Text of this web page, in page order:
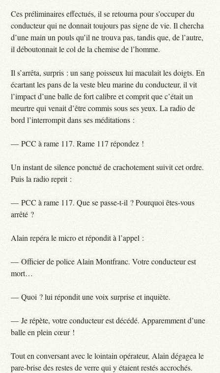
Ces préliminaires effectués, il se retourna pour s’occuper du
conducteur qui ne donnait toujours pas signe de vie. Il chercha
d’une main un pouls qu’il ne trouva pas, tandis que, de l’autre,
il déboutonnait le col de la chemise de l’homme.
Il s’arrêta, surpris : un sang poisseux lui maculait les doigts. En
écartant les pans de la veste bleu marine du conducteur, il vit
l’impact d’une balle de fort calibre et comprit que c’était un
meurtre qui venait d’être commis sous ses yeux. La radio de
bord l’interrompit dans ses méditations :
— PCC à rame 117. Rame 117 répondez !
Un instant de silence ponctué de crachotement suivit cet ordre.
Puis la radio reprit :
— PCC à rame 117. Que se passe-t-il ? Pourquoi êtes-vous
arrêté ?
Alain repéra le micro et répondit à l’appel :
— Officier de police Alain Montfranc. Votre conducteur est
mort…
— Quoi ? lui répondit une voix surprise et inquiète.
— Je répète, votre conducteur est décédé. Apparemment d’une
balle en plein cœur !
Tout en conversant avec le lointain opérateur, Alain dégagea le
pare-brise des restes de verre qui y étaient restés accrochés.